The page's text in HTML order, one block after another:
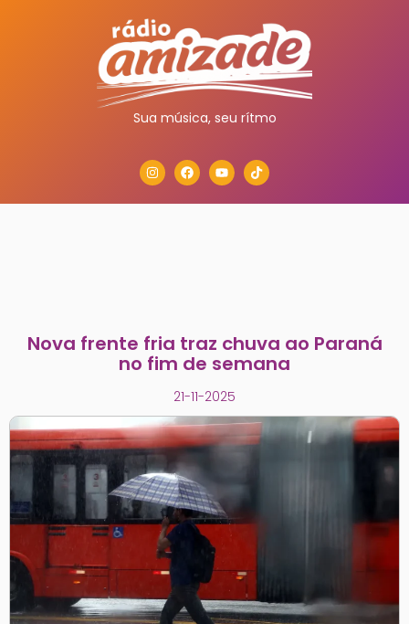
Sua música, seu rítmo
Nova frente fria traz chuva ao Paraná
no fim de semana
21-11-2025